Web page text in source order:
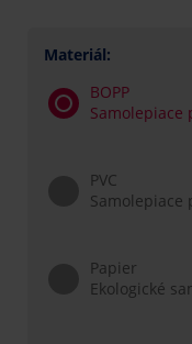
Materiál:
BOPP
Samolepiace
PVC
Samolepiace
Papier
Ekologické